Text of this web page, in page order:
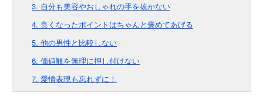
3. 自分も美容やおしゃれの手を抜かない
4. 良くなったポイントはちゃんと褒めてあげる
5. 他の男性と比較しない
6. 価値観を無理に押し付けない
7. 愛情表現も忘れずに！